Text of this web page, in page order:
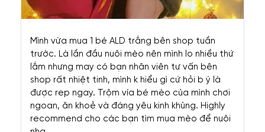
Tips Để Tìm Địa Chỉ Mua Chó
Mèo Cảnh Uy Tín
Những Điều Cần Lưu Ý Khi Đón
Thú Cưng Về Nhà